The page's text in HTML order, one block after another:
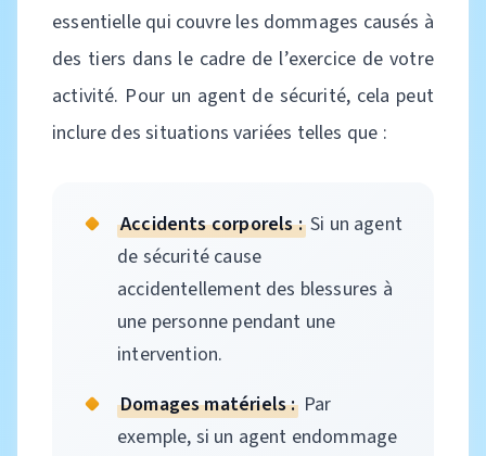
essentielle qui couvre les dommages causés à
des tiers dans le cadre de l’exercice de votre
activité. Pour un agent de sécurité, cela peut
inclure des situations variées telles que :
Accidents corporels :Si un agent
de sécurité cause
accidentellement des blessures à
une personne pendant une
intervention.
Domages matériels : Par
exemple, si un agent endommage